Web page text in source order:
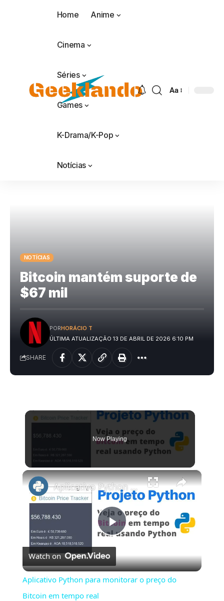
Home Anime
Cinema
Séries
Games
K-Drama/K-Pop
Notícias
Aa
NOTÍCIAS
Bitcoin mantém suporte de
$67 mil
ÚLTIMA ATUALIZAÇÃO 13 DE ABRIL DE 2026 6:10 PM
PORHORÁCIO T
SHARE
Now Playing
×
Play
Video
Aplicativo Python para monitorar o preço do Bitcoin em tempo real
Watch on
Aplicativo Python para monitorar o preço do
Bitcoin em tempo real